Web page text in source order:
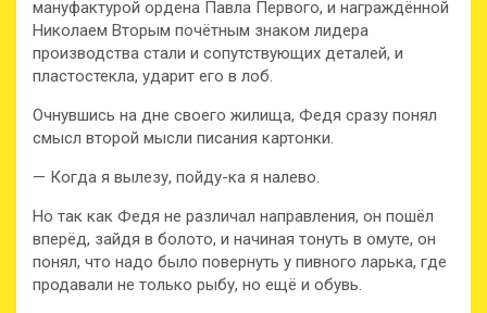
мануфактурой ордена Павла Первого, и награждённой
Николаем Вторым почётным знаком лидера
производства стали и сопутствующих деталей, и
пластостекла, ударит его в лоб.
Очнувшись на дне своего жилища, Федя сразу понял
смысл второй мысли писания картонки.
— Когда я вылезу, пойду-ка я налево.
Но так как Федя не различал направления, он пошёл
вперёд, зайдя в болото, и начиная тонуть в омуте, он
понял, что надо было повернуть у пивного ларька, где
продавали не только рыбу, но ещё и обувь.